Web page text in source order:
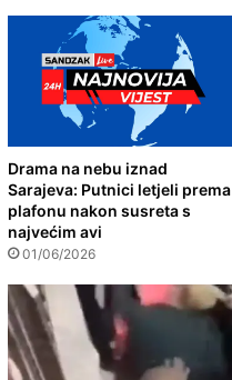
Drama na nebu iznad
Sarajeva: Putnici letjeli prema
plafonu nakon susreta s
najvećim avi
01/06/2026